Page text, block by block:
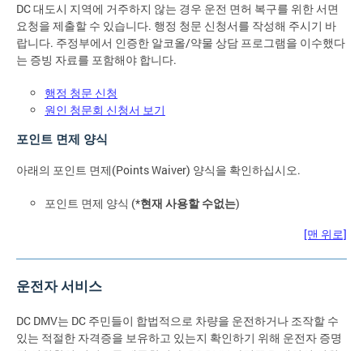
DC 대도시 지역에 거주하지 않는 경우 운전 면허 복구를 위한 서면
요청을 제출할 수 있습니다. 행정 청문 신청서를 작성해 주시기 바
랍니다. 주정부에서 인증한 알코올/약물 상담 프로그램을 이수했다
는 증빙 자료를 포함해야 합니다.
행정 청문 신청
원인 청문회 신청서 보기
포인트 면제 양식
아래의 포인트 면제(Points Waiver) 양식을 확인하십시오.
포인트 면제 양식 (*현재 사용할 수없는)
[맨 위로]
운전자 서비스
DC DMV는 DC 주민들이 합법적으로 차량을 운전하거나 조작할 수
있는 적절한 자격증을 보유하고 있는지 확인하기 위해 운전자 증명